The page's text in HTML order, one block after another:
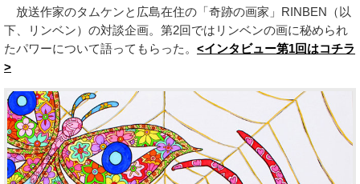
放送作家のタムケンと広島在住の「奇跡の画家」RINBEN（以
下、リンベン）の対談企画。第2回ではリンベンの画に秘められ
たパワーについて語ってもらった。 <インタビュー第1回はコチラ
>